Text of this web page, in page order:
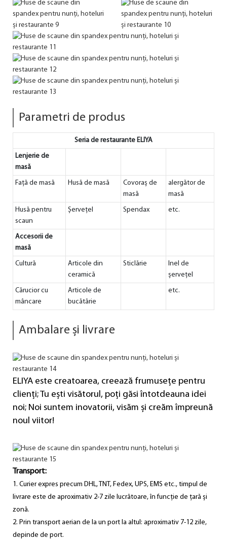
Parametri de produs
Seria de restaurante ELIYA
Lenjerie de
masă
Față de masă Husă de masă
Covoraș de
masă
alergător de
masă
Husă pentru
scaun
Şerveţel Spendax etc.
Accesorii de
masă
Cultură
Articole din
ceramică
Sticlărie
Inel de
șervețel
Cărucior cu
mâncare
Articole de
bucătărie
etc.
Ambalare și livrare
ELIYA este creatoarea, creează frumusețe pentru
clienți; Tu ești visătorul, poți găsi întotdeauna idei
noi; Noi suntem inovatorii, visăm și creăm împreună
noul viitor!
Transport:
1. Curier expres precum DHL, TNT, Fedex, UPS, EMS etc., timpul de
livrare este de aproximativ 2-7 zile lucrătoare, în funcție de țară și
zonă.
2. Prin transport aerian de la un port la altul: aproximativ 7-12 zile,
depinde de port.